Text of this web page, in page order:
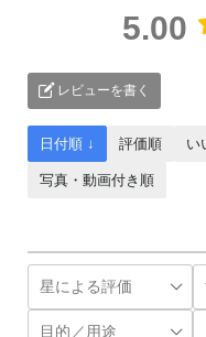
5.00
レビューを書く
日付順 ↓ 評価順 い
写真・動画付き順